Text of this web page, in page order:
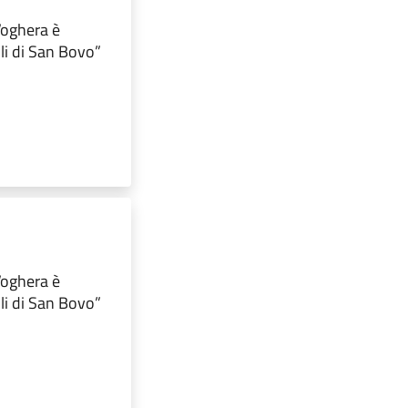
è
di San Bovo”
è
di San Bovo”